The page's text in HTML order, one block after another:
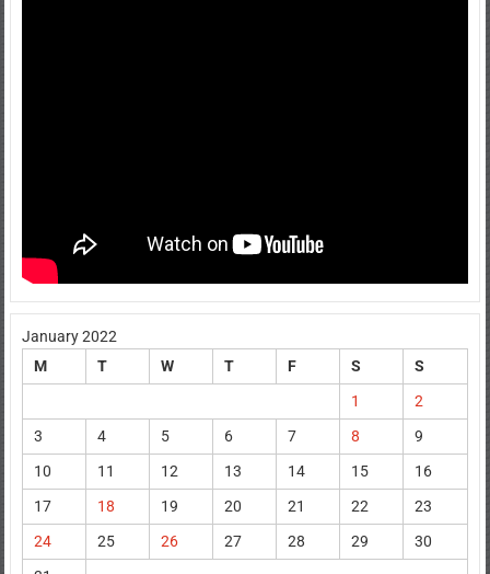
January 2022
M
T W T F S
S
1
2
3
4 5 6 7 8
9
10
11 12 13 14 15
16
17
18 19 20 21 22
23
24
25 26 27 28 29
30